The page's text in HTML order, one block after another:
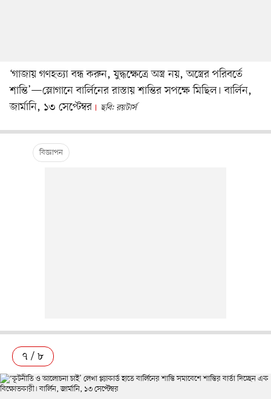
‘গাজায় গণহত্যা বন্ধ করুন, যুদ্ধক্ষেত্রে অস্ত্র নয়, অস্ত্রের পরিবর্তে
শান্তি’—স্লোগানে বার্লিনের রাস্তায় শান্তির সপক্ষে মিছিল। বার্লিন,
জার্মানি, ১৩ সেপ্টেম্বর
ছবি: রয়টার্স
৭ / ৮